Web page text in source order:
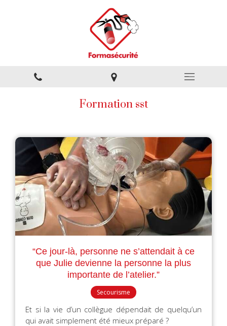
Formation sst
“Ce jour-là, personne ne s’attendait à ce
que Julie devienne la personne la plus
importante de l’atelier.”
Secourisme
Et si la vie d’un collègue dépendait de quelqu’un
qui avait simplement été mieux préparé ?